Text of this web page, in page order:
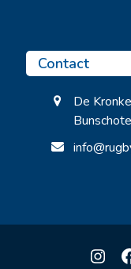
Contact
De